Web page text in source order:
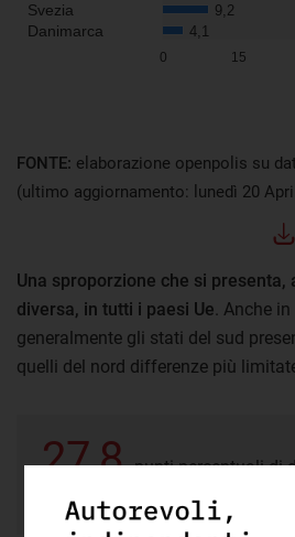
FONTE: elaborazione openpolis su
(ultimo aggiornamento: lunedì 20
Una sproporzione che si presenta,
diversa, in tutti i paesi Ue . Anche
generalmente gli stati del sud
quelli del nord differenze più
27,8punti percentuali di
uomini inattivi per responsabilità